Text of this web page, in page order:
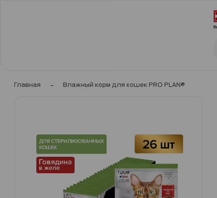
Главная Влажный корм для кошек PRO PLAN®
галереям
изображений